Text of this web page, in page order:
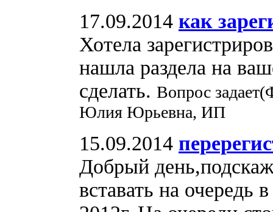
17.09.2014 как
Хотела
нашла раздела на
сделать. Вопрос
Юлия Юрьевна, ИП
15.09.2014
Добрый
вставать на очередь